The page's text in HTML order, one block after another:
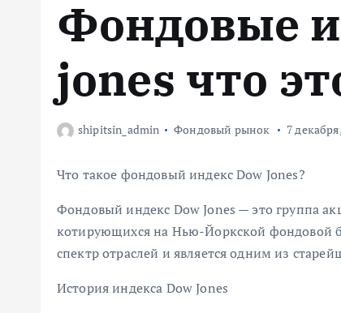
Фондовые
jones что
shipitsin_admin Фондовый рынок 7
Что такое фондовый индекс Dow Jones?
Фондовый индекс Dow Jones — это группа
котирующихся на Нью-Йоркской фондовой
спектр отраслей и является одним из
История индекса Dow Jones